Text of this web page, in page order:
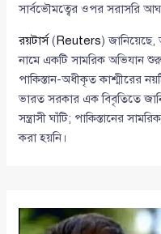
সার্বভৌমত্বের ওপর সরাসরি
রয়টার্স( Reuters) জানিয়েছে,
নামে একটি সামরিক অভিযান
পাকিস্তান-অধীকৃত কাশ্মীরের
ভারত সরকার এক বিবৃতিতে
সন্ত্রাসী ঘাঁটি; পাকিস্তানের
করা হয়নি।